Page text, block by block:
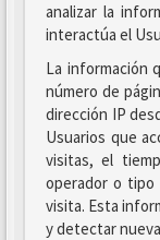
analizar la
interactúa el
La información
número de
dirección IP
Usuarios que
visitas, el
operador o tipo
visita. Esta
y detectar